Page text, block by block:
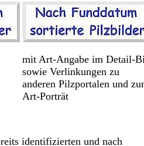
mit Art-Angabe im Detail-
sowie Verlinkungen zu
anderen Pilzportalen und
Art-Porträt
identifizierten und nach